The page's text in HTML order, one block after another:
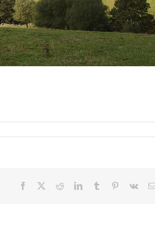
Facebook RedditLinkedInTumblr Pinterest
Vk